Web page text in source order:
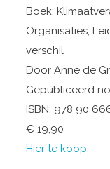
Boek:
Organisaties;
verschil
Door Anne de
Gepubliceerd
ISBN: 978 90
€ 19,90
Hier te koop.